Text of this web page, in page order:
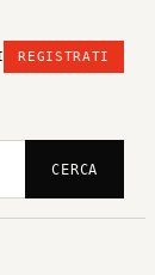
REGISTRATI
CERCA